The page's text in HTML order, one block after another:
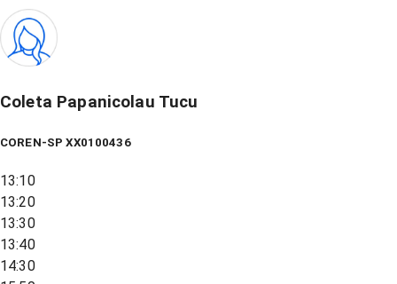
Coleta Papanicolau Tucu
COREN-SP XX0100436
13:10
13:20
13:30
13:40
14:30